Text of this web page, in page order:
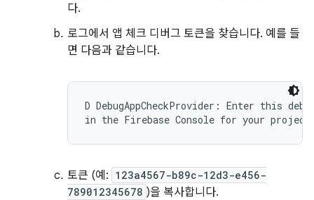
다.
로그에서 앱 체크 디버그 토큰을 찾습니다. 예를 들
면 다음과 같습니다.
D DebugAppCheckProvider: Enter this
토큰 (예: 123a4567-b89c-12d3-e456-
789012345678 )을 복사합니다.